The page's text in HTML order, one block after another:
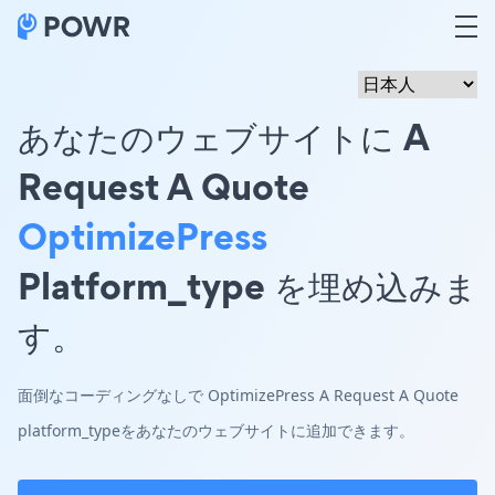
あなたのウェブサイトに A
Request A Quote
OptimizePress
Platform_type を埋め込みま
す。
面倒なコーディングなしで OptimizePress A Request A Quote
platform_typeをあなたのウェブサイトに追加できます。